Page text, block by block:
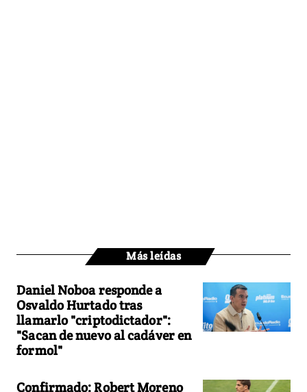
Más leídas
Daniel Noboa responde a
Osvaldo Hurtado tras
llamarlo "criptodictador":
"Sacan de nuevo al cadáver en
formol"
Confirmado: Robert Moreno